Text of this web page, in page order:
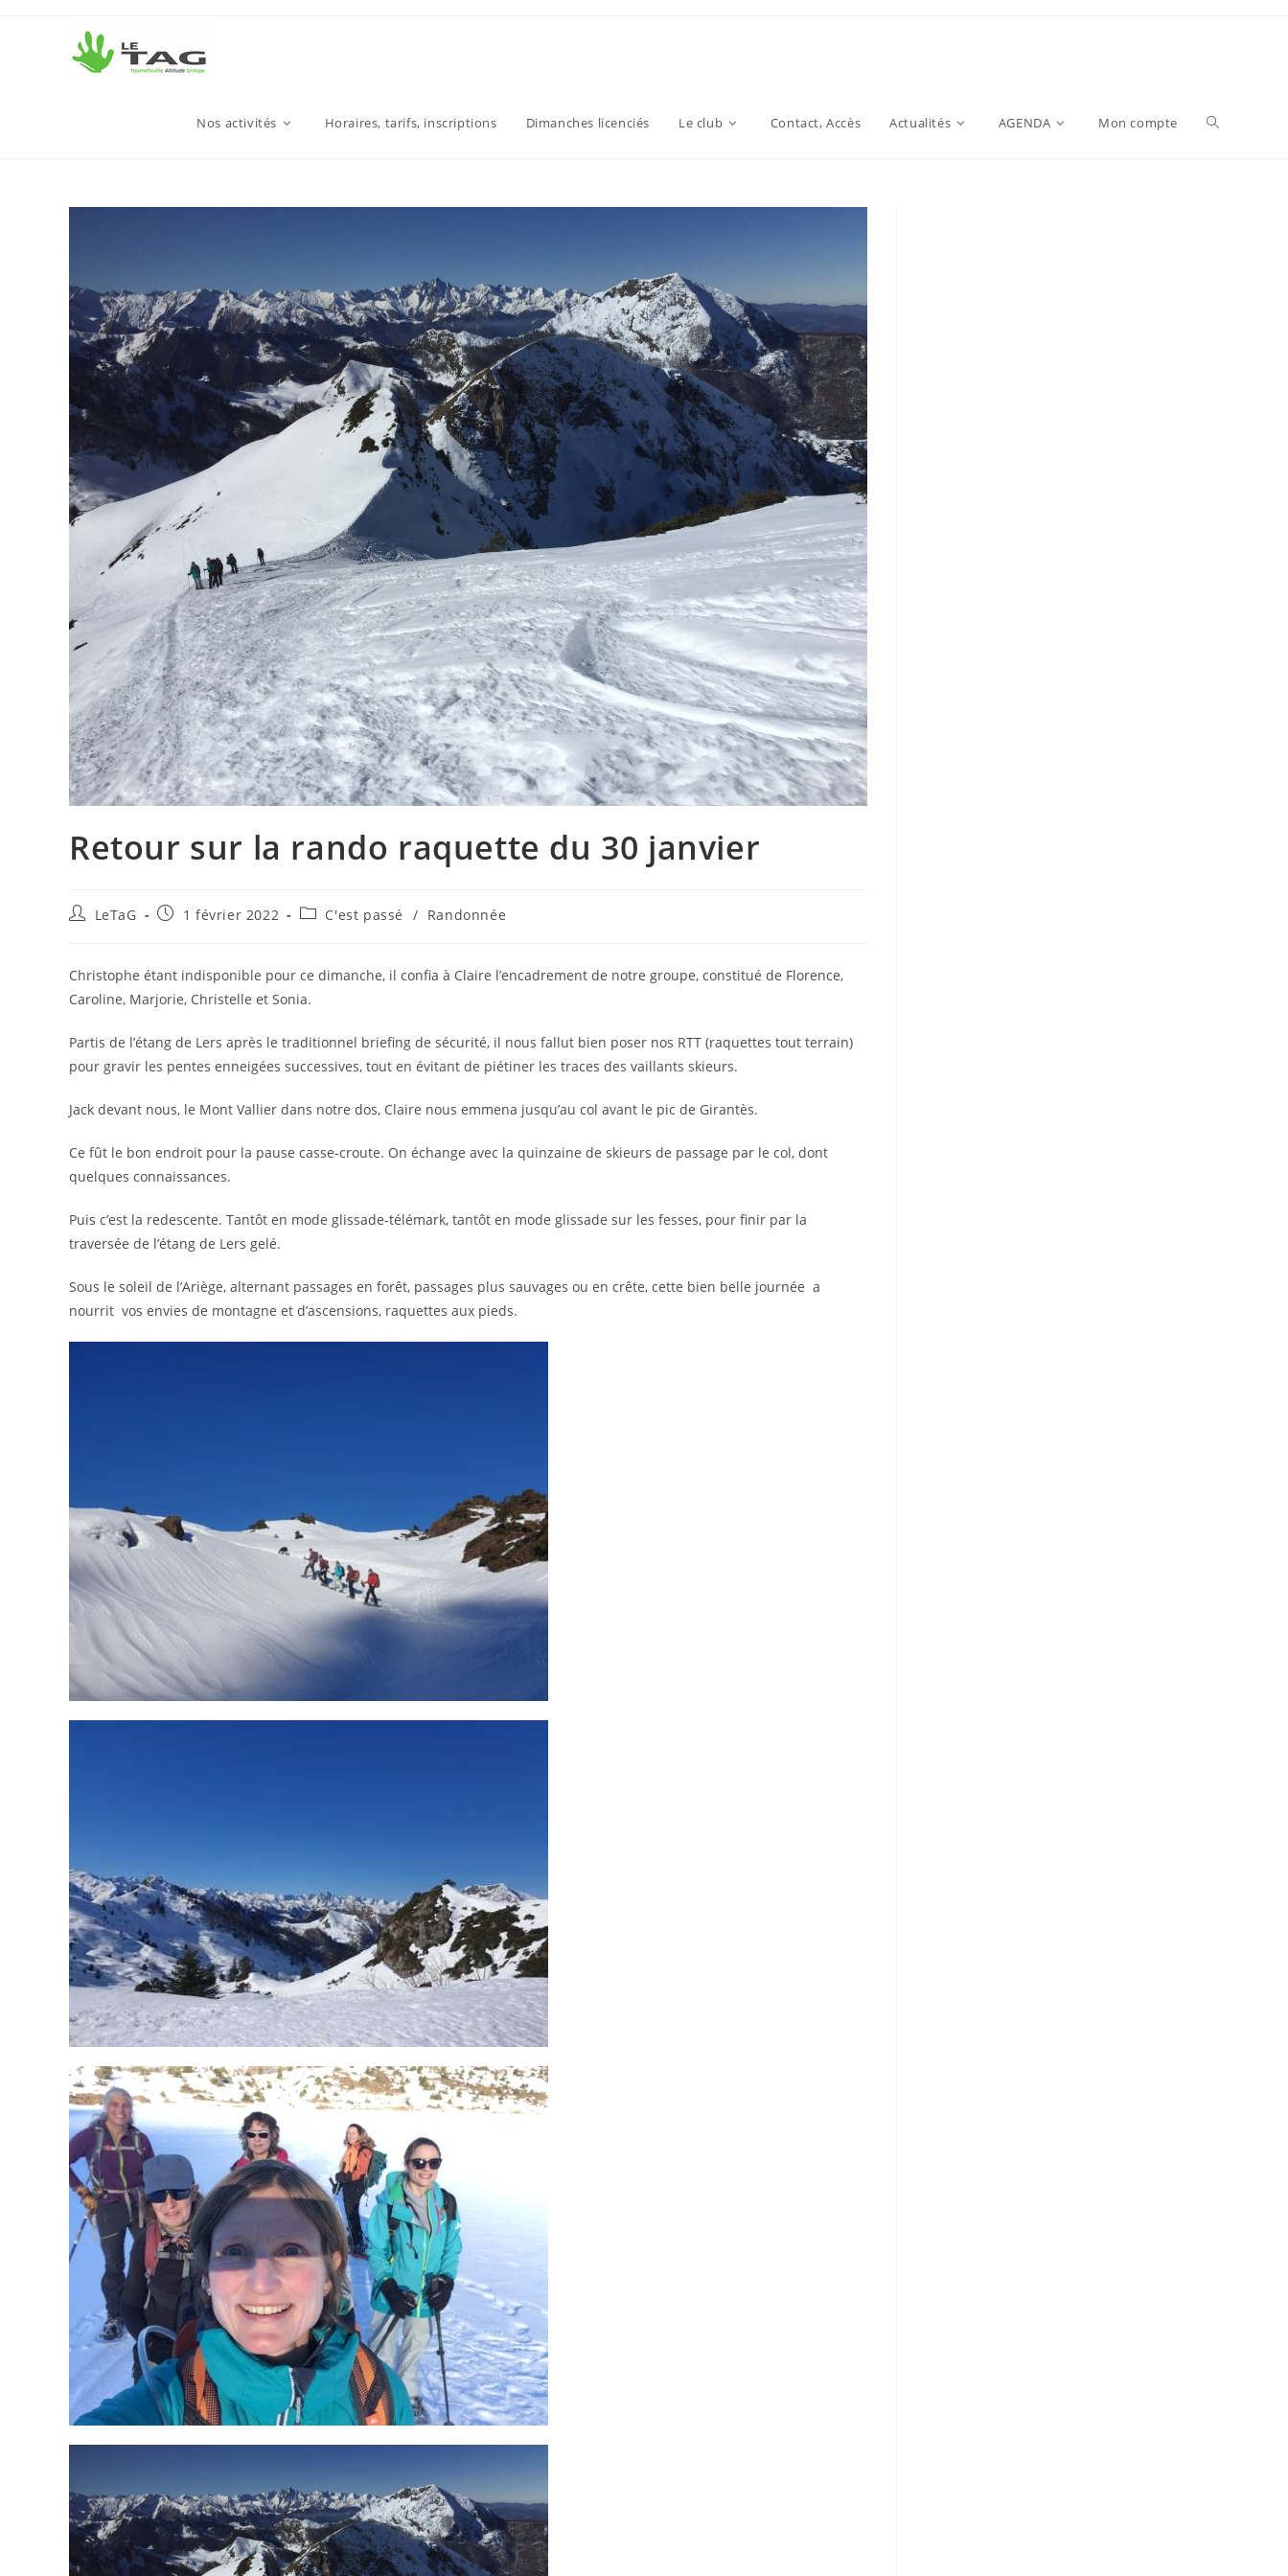
Nos activités Horaires, tarifs, inscriptions Dimanches licenciés Le club Contact, Accès Actualités AGENDA Mon compte
Retour sur la rando raquette du 30 janvier
LeTaG 1 février 2022 C'est passé / Randonnée
Christophe étant indisponible pour ce dimanche, il confia à Claire l’encadrement de notre groupe, constitué de Florence,
Caroline, Marjorie, Christelle et Sonia.
Partis de l’étang de Lers après le traditionnel briefing de sécurité, il nous fallut bien poser nos RTT (raquettes tout terrain)
pour gravir les pentes enneigées successives, tout en évitant de piétiner les traces des vaillants skieurs.
Jack devant nous, le Mont Vallier dans notre dos, Claire nous emmena jusqu’au col avant le pic de Girantès.
Ce fût le bon endroit pour la pause casse-croute. On échange avec la quinzaine de skieurs de passage par le col, dont
quelques connaissances.
Puis c’est la redescente. Tantôt en mode glissade-télémark, tantôt en mode glissade sur les fesses, pour finir par la
traversée de l’étang de Lers gelé.
Sous le soleil de l’Ariège, alternant passages en forêt, passages plus sauvages ou en crête, cette bien belle journée a
nourrit vos envies de montagne et d’ascensions, raquettes aux pieds.